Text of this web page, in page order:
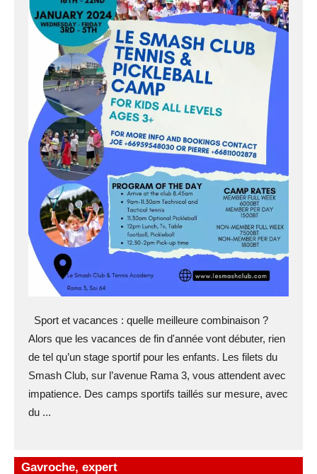
Sport et vacances : quelle meilleure combinaison ?
Alors que les vacances de fin d'année vont débuter, rien
de tel qu’un stage sportif pour les enfants. Les filets du
Smash Club, sur l’avenue Rama 3, vous attendent avec
impatience. Des camps sportifs taillés sur mesure, avec
du ...
Gavroche, expert